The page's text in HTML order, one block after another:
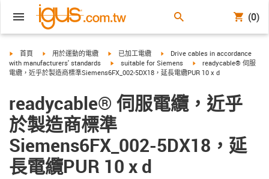
(0)
igus-icon-arrow-right
首頁 igus-icon-arrow-right
用於運動的電纜 igus-icon-arrow-right
已加工電纜 igus-icon-arrow-right
Drive cables in accordance
with manufacturers' standards
igus-icon-arrow-right
suitable for Siemens igus-icon-arrow-right
readycable® 伺服
電纜，近乎於製造商標準Siemens6FX_002-5DX18，延長電纜PUR 10 x d
readycable® 伺服電纜，近乎
於製造商標準
Siemens6FX_002-5DX18，延
長電纜PUR 10 x d